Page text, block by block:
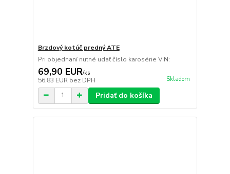
Brzdový kotúč predný ATE
Pri objednaní nutné udať číslo karosérie VIN:
69,90 EUR/ks
56,83 EUR bez DPH Skladom
Pridať do košíka